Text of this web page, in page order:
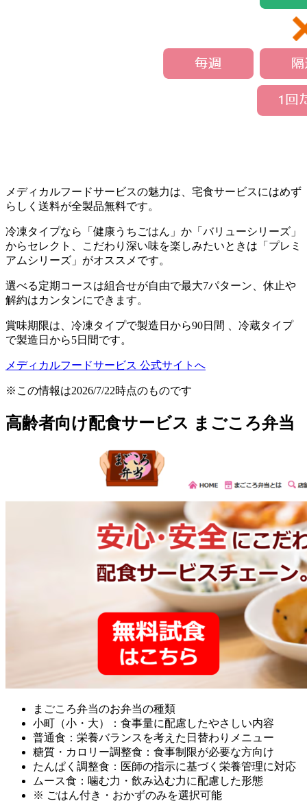
メディカルフードサービスの魅力は、宅食サービスにはめず
らしく送料が全製品無料です。
冷凍タイプなら「健康うちごはん」か「バリューシリーズ」
からセレクト、こだわり深い味を楽しみたいときは「プレミ
アムシリーズ」がオススメです。
選べる定期コースは組合せが自由で最大7パターン、休止や
解約はカンタンにできます。
賞味期限は、冷凍タイプで製造日から90日間 、冷蔵タイプ
で製造日から5日間です。
メディカルフードサービス 公式サイトへ
※この情報は2026/7/22時点のものです
高齢者向け配食サービス まごころ弁当
まごころ弁当のお弁当の種類
小町（小・大）：食事量に配慮したやさしい内容
普通食：栄養バランスを考えた日替わりメニュー
糖質・カロリー調整食：食事制限が必要な方向け
たんぱく調整食：医師の指示に基づく栄養管理に対応
ムース食：噛む力・飲み込む力に配慮した形態
※ ごはん付き・おかずのみを選択可能